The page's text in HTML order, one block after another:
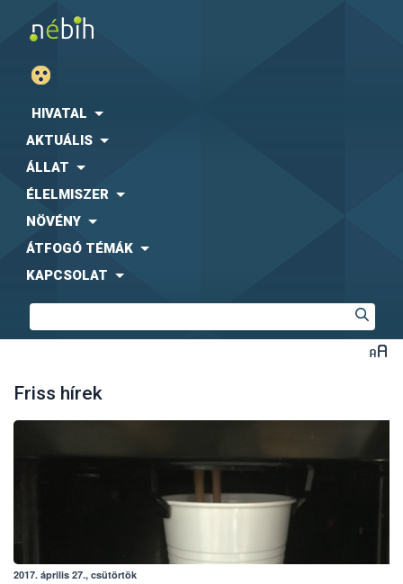
HIVATAL
AKTUÁLIS
ÁLLAT
ÉLELMISZER
NÖVÉNY
ÁTFOGÓ TÉMÁK
KAPCSOLAT
Friss hírek
2017. április 27., csütörtök